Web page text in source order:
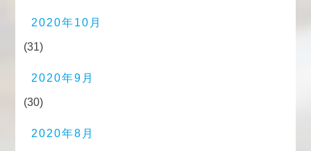
2020年10月
(31)
2020年9月
(30)
2020年8月